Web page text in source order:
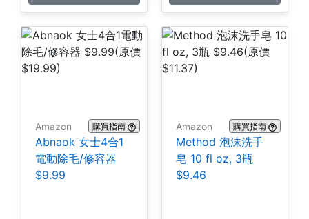
Amazon 購買指南
Abnaok 女士4合1
電動除毛/修容器
$9.99
Amazon 購買指南
Method 泡沫洗手
皂 10 fl oz, 3瓶
$9.46